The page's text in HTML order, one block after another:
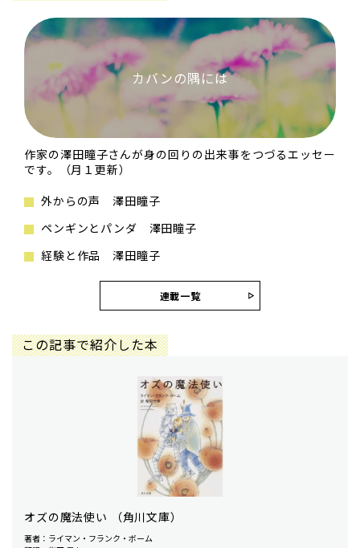
カバンの隅には
作家の澤田瞳子さんが身の回りの出来事をつづるエッセー
です。（月１更新）
外からの声 澤田瞳子
ペンギンとパンダ 澤田瞳子
経験と作品 澤田瞳子
連載一覧
この記事で紹介した本
オズの魔法使い （角川文庫）
著者：ライマン・フランク・ボーム